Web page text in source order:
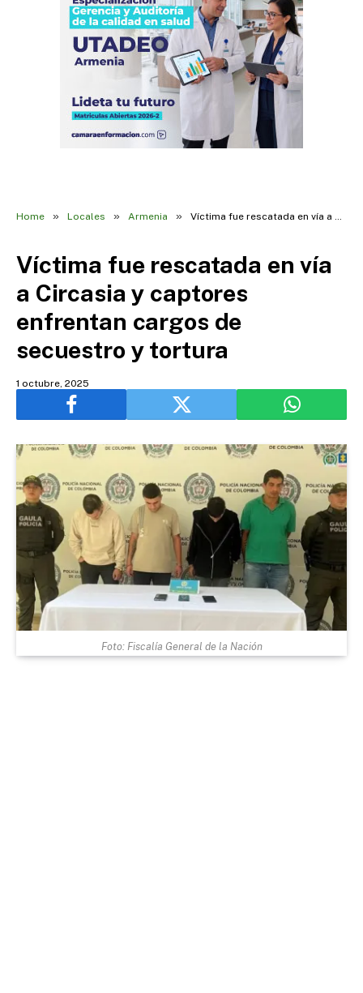
Home » Locales » Armenia » Víctima fue rescatada en vía a Circasia y captores enfrentan cargos de secuestro y tortura
Víctima fue rescatada en vía
a Circasia y captores
enfrentan cargos de
secuestro y tortura
1 octubre, 2025
Foto: Fiscalía General de la Nación